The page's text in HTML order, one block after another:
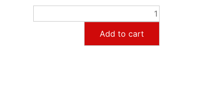
Add to cart